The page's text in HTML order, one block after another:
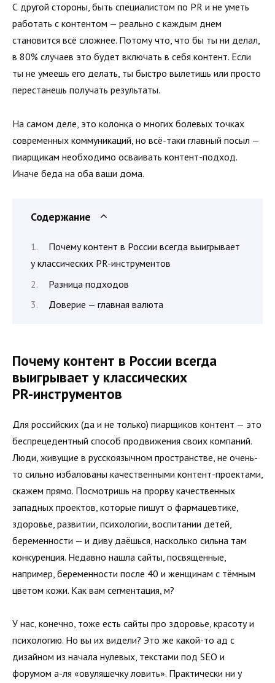
С другой стороны, быть специалистом по PR и не уметь
работать с контентом — реально с каждым днем
становится всё сложнее. Потому что, что бы ты ни делал,
в 80% случаев это будет включать в себя контент. Если
ты не умеешь его делать, ты быстро вылетишь или просто
перестанешь получать результаты.
На самом деле, это колонка о многих болевых точках
современных коммуникаций, но всё-таки главный посыл —
пиарщикам необходимо осваивать контент-подход.
Иначе беда на оба ваши дома.
Содержание
Почему контент в России всегда выигрывает
у классических PR-инструментов
Разница подходов
Доверие — главная валюта
Почему контент в России всегда
выигрывает у классических
PR-инструментов
Для российских (да и не только) пиарщиков контент — это
беспрецедентный способ продвижения своих компаний.
Люди, живущие в русскоязычном пространстве, не очень-
то сильно избалованы качественными контент-проектами,
скажем прямо. Посмотришь на прорву качественных
западных проектов, которые пишут о фармацевтике,
здоровье, развитии, психологии, воспитании детей,
беременности — и диву даёшься, насколько сильна там
конкуренция. Недавно нашла сайты, посвященные,
например, беременности после 40 и женщинам с тёмным
цветом кожи. Как вам сегментация, м?
У нас, конечно, тоже есть сайты про здоровье, красоту и
психологию. Но вы их видели? Это же какой-то ад с
дизайном из начала нулевых, текстами под SEO и
форумом а-ля «овуляшечку ловить». Практически ни у